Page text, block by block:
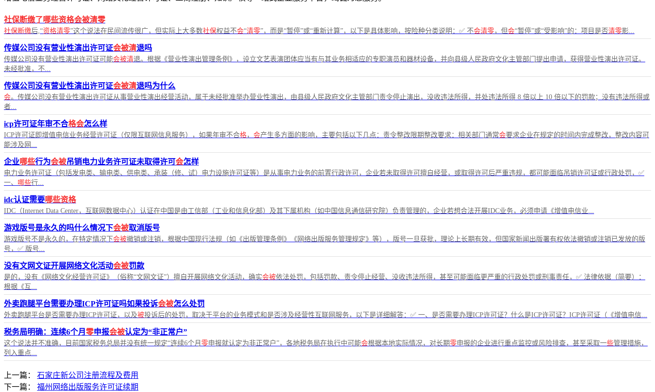
社保断缴了哪些资格会被清零
社保断缴后,“资格清零”这个说法在民间流传很广，但实际上大多数社保权益不会“清零”，而是“暂停”或“重新计算”，以下是具体影响，按险种分类说明：✅ 不会清零，但会“暂停”或“受影响”的：项目是否清零影...
传媒公司没有营业性演出许可证会被清退吗
传媒公司没有营业性演出许可证可能会被清退。根据《营业性演出管理条例》，设立文艺表演团体应当有与其业务相适应的专职演员和器材设备，并向县级人民政府文化主管部门提出申请，获得营业性演出许可证。
未经批准，不...
传媒公司没有营业性演出许可证会被清退吗为什么
会。传媒公司没有营业性演出许可证从事营业性演出经营活动，属于未经批准举办营业性演出，由县级人民政府文化主管部门责令停止演出，没收违法所得，并处违法所得 8 倍以上 10 倍以下的罚款；没有违法所得或
者...
icp许可证年审不合格会怎么样
ICP许可证即增值电信业务经营许可证（仅限互联网信息服务），如果年审不合格， 会产生多方面的影响，主要包括以下几点：责令整改限期整改要求：相关部门通常会要求企业在规定的时间内完成整改，整改内容可
能涉及网...
企业哪些行为会被吊销电力业务许可证未取得许可会怎样
电力业务许可证（包括发电类、输电类、供电类、承装（修、试）电力设施许可证等）是从事电力业务的前置行政许可，企业若未取得许可擅自经营，或取得许可后严重违规，都可能面临吊销许可证或行政处罚，✅
一、 哪些行...
idc认证需要哪些资格
IDC（Internet Data Center，互联网数据中心）认证在中国是由工信部（工业和信息化部）及其下属机构（如中国信息通信研究院）负责管理的，企业若想合法开展IDC业务，必须申请《增值电信业...
游戏版号是永久的吗什么情况下会被取消版号
游戏版号不是永久的，在特定情况下会被撤销或注销，根据中国现行法规（如《出版管理条例》《网络出版服务管理规定》等），版号一旦获批，理论上长期有效，但国家新闻出版署有权依法撤销或注销已发放的版
号，✅ 版号...
没有文网文证开展网络文化活动会被罚款
是的，没有《网络文化经营许可证》（俗称“文网文证”）擅自开展网络文化活动，确实会被依法处罚，包括罚款、责令停止经营、没收违法所得，甚至可能面临更严重的行政处罚或刑事责任，✅ 法律依据（简要）：
根据《互...
外卖跑腿平台需要办理ICP许可证吗如果投诉会被怎么处罚
外卖跑腿平台是否需要办理ICP许可证，以及被投诉后的处罚，取决于平台的业务模式和是否涉及经营性互联网服务，以下是详细解答：✅ 一、是否需要办理ICP许可证？什么是ICP许可证？ICP许可证（《增值电信...
税务局明确：连续6个月 零申报会被认定为“非正常户”
这个说法并不准确，目前国家税务总局并没有统一规定“连续6个月 零申报就认定为非正常户”，各地税务局在执行中可能会根据本地实际情况，对长期零申报的企业进行重点监控或风险排查，甚至采取一些管理措施，
列入重点...
上一篇：
石家庄新公司注册流程及费用
下一篇：
福州网络出版服务许可证续期